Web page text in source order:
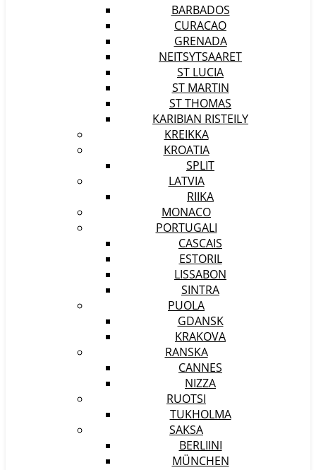
BARBADOS
CURACAO
GRENADA
NEITSYTSAARET
ST LUCIA
ST MARTIN
ST THOMAS
KARIBIAN RISTEILY
KREIKKA
KROATIA
SPLIT
LATVIA
RIIKA
MONACO
PORTUGALI
CASCAIS
ESTORIL
LISSABON
SINTRA
PUOLA
GDANSK
KRAKOVA
RANSKA
CANNES
NIZZA
RUOTSI
TUKHOLMA
SAKSA
BERLIINI
MÜNCHEN